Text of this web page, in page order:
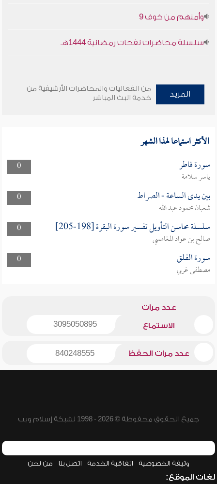
وأمنهم من خوف 9
سلسلة محاضرات نفحات رمضانية 1444هـ
المزيد
من الفعاليات والمحاضرات الأرشيفية من
خدمة البث المباشر
الأكثر استماعا لهذا الشهر
0 سورة فاطر
ياسر سلامة
0
بين يدى الساعة - الصراط
شعبان محمود عبد الله
0
سلسلة محاسن التأويل تفسير سورة البقرة [198-205]
صالح بن عواد المغامسي
0
سورة الفلق
مصطفى غربي
عدد مرات
الاستماع 3095050895
عدد مرات الحفظ 840248555
جميع الحقوق محفوظة © 2026 - 1998 لشبكة إسلام ويب
وثيقة الخصوصية اتفاقية الخدمة اتصل بنا من نحن
لغات الموقع: